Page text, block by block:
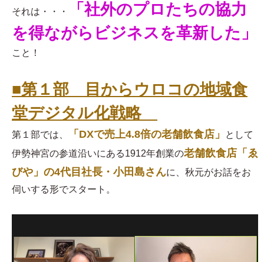
それは・・・
「社外のプロたちの協力
を得ながらビジネスを革新した」
こと！
■第１部 目からウロコの地域食
堂デジタル化戦略
第１部では、 「DXで売上4.8倍の老舗飲食店」
として
伊勢神宮の参道沿いにある1912年創業の老舗飲食店「ゑ
びや」の4代目社長・小田島さんに、秋元がお話をお
伺いする形でスタート。